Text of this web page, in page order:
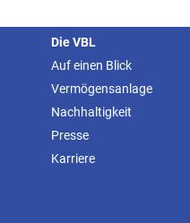
Die VBL
Auf einen Blick
Vermögensanlage
Nachhaltigkeit
Presse
Karriere